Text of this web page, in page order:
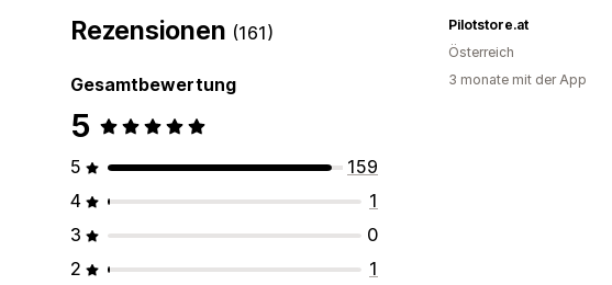
Rezensionen (161)
Gesamtbewertung
5
5
159
4
1
3
0
2
1
Pilotstore.at
Österreich
3 monate mit der App